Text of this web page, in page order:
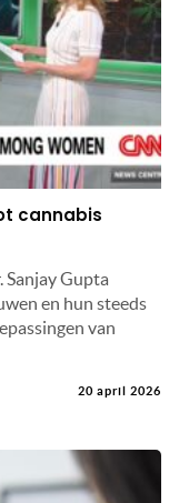
cannabis
Sanjay Gupta
en hun steeds
van
20 april 2026